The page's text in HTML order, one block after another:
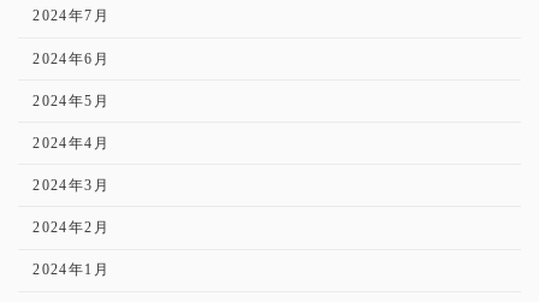
2024年7月
2024年6月
2024年5月
2024年4月
2024年3月
2024年2月
2024年1月